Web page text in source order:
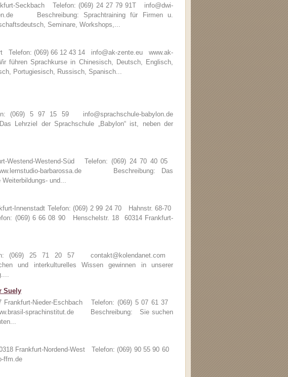
Seckbach Telefon: (069) 24 27 79 91T info@dwi-
Beschreibung: Sprachtraining für Firmen u.
Seminare, Workshops,...
Telefon: (069) 66 12 43 14 info@ak-zente.eu www.ak-
Sprachkurse in Chinesisch, Deutsch, Englisch,
Portugiesisch, Russisch, Spanisch...
(069) 5 97 15 59 info@sprachschule-babylon.de
der Sprachschule „Babylon“ ist, neben der
Westend-Westend-Süd Telefon: (069) 24 70 40 05
www.lernstudio-barbarossa.de Beschreibung: Das
und...
Innenstadt Telefon: (069) 2 99 24 70 Hahnstr. 68-70
(069) 6 66 08 90 Henschelstr. 18 60314 Frankfurt-
(069) 25 71 20 57 contakt@kolendanet.com
und interkulturelles Wissen gewinnen in unserer
Suely
Frankfurt-Nieder-Eschbach Telefon: (069) 5 07 61 37
sprachinstitut.de Beschreibung: Sie suchen
Frankfurt-Nordend-West Telefon: (069) 90 55 90 60
ffm.de